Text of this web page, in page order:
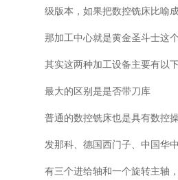
级版本，如果把数控铣床比喻
那加工中心就是黄金圣斗士这个
其实这两种加工设备主要有以
最大的区别是是否带刀库
普通的数控铣床也是具有数控
发那科、德国西门子、中国华
有三个进给轴和一个旋转主轴